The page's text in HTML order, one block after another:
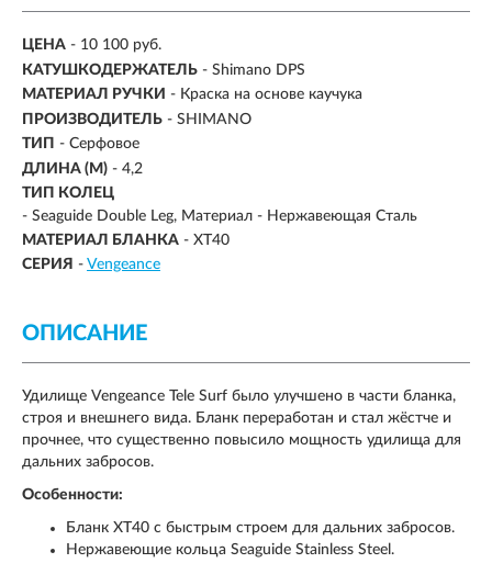
ЦЕНА - 10 100 руб.
КАТУШКОДЕРЖАТЕЛЬ - Shimano DPS
МАТЕРИАЛ РУЧКИ - Краска на основе каучука
ПРОИЗВОДИТЕЛЬ - SHIMANO
ТИП - Серфовое
ДЛИНА (М) - 4,2
ТИП КОЛЕЦ
- Seaguide Double Leg, Материал - Нержавеющая Сталь
МАТЕРИАЛ БЛАНКА - XT40
СЕРИЯ - Vengeance
ОПИСАНИЕ
Удилище Vengeance Tele Surf было улучшено в части бланка,
строя и внешнего вида. Бланк переработан и стал жёстче и
прочнее, что существенно повысило мощность удилища для
дальних забросов.
Особенности:
Бланк XT40 с быстрым строем для дальних забросов.
Нержавеющие кольца Seaguide Stainless Steel.